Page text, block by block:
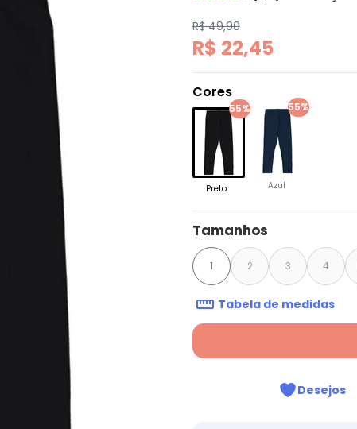
R$ 49,90
R$ 22,45
Cores
55%
Preto
55%
Azul
Tamanhos
1 2 3 4
Tabela de medidas
Desejos